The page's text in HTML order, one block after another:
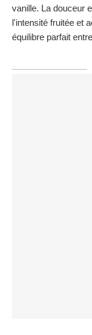
vanille. La douceur
l'intensité fruitée et
équilibre parfait